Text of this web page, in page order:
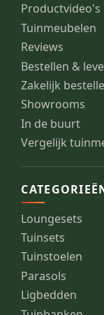
Productvideo's
Tuinmeubelen
Reviews
Bestellen &
Zakelijk
Showrooms
In de buurt
Vergelijk
Loungesets
Tuinsets
Tuinstoelen
Parasols
Ligbedden